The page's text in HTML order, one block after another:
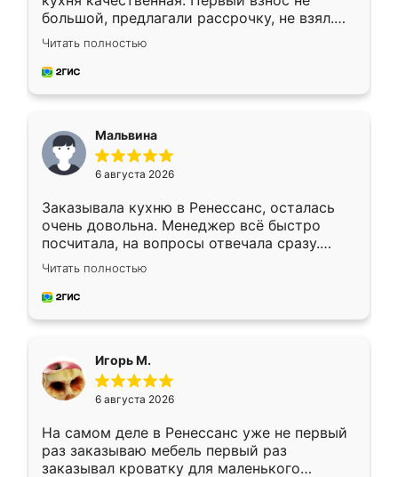
большой, предлагали рассрочку, не взял.
Ждал меньше месяца, сборщик с прямыми
руками. По цене вышло адекватно.
Рекомендую!
Читать полностью
Мальвина
6 августа 2026
Заказывала кухню в Ренессанс, осталась
очень довольна. Менеджер всё быстро
посчитала, на вопросы отвечала сразу.
Замерщик приехал в субботу, подошёл к
делу со всей ответственностью. Собрали
за день, ребята работали аккуратно, даже
Читать полностью
Игорь М.
6 августа 2026
На самом деле в Ренессанс уже не первый
раз заказываю мебель первый раз
заказывал кроватку для маленького